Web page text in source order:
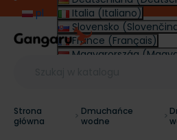
pl
Italia (Italiano)
Slovensko
France (Français)
Magyarország
Strona
główna
Dmuchańce
wodne